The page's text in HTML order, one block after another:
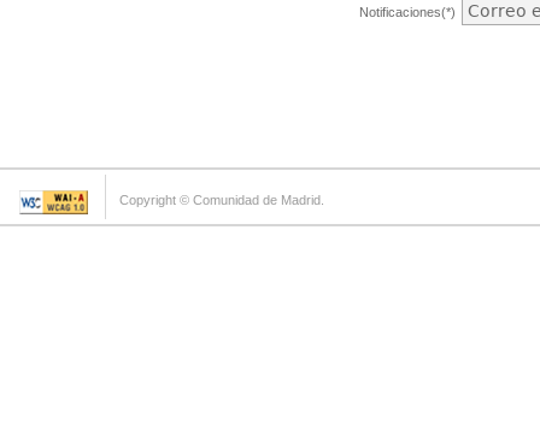
Notificaciones(*)
Copyright © Comunidad de Madrid.